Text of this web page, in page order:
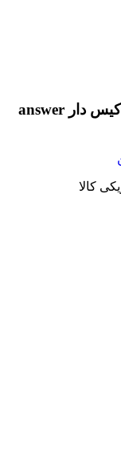
میکروفن یقه ای بی سیم تک فرستده کیس دار answer
کالا